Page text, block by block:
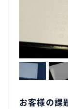
お客様の課